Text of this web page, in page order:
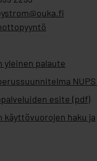
yleinen palaute
esite (pdf)
käyttövuorojen haku ja